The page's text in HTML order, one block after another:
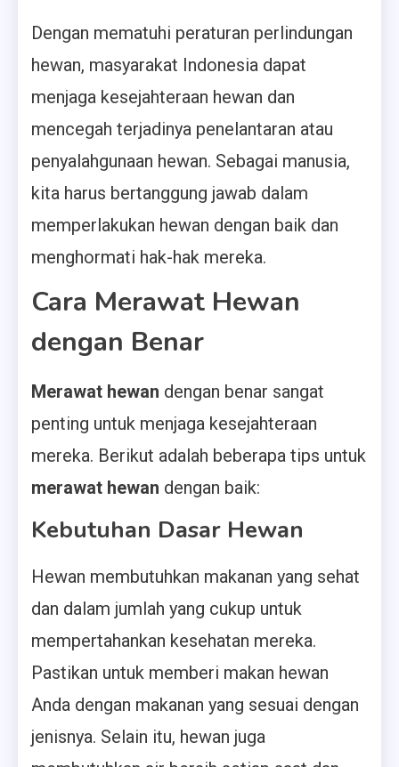
Dengan mematuhi peraturan perlindungan
hewan, masyarakat Indonesia dapat
menjaga kesejahteraan hewan dan
mencegah terjadinya penelantaran atau
penyalahgunaan hewan. Sebagai manusia,
kita harus bertanggung jawab dalam
memperlakukan hewan dengan baik dan
menghormati hak-hak mereka.
Cara Merawat Hewan
dengan Benar
Merawat hewan dengan benar sangat
penting untuk menjaga kesejahteraan
mereka. Berikut adalah beberapa tips untuk
merawat hewan dengan baik:
Kebutuhan Dasar Hewan
Hewan membutuhkan makanan yang sehat
dan dalam jumlah yang cukup untuk
mempertahankan kesehatan mereka.
Pastikan untuk memberi makan hewan
Anda dengan makanan yang sesuai dengan
jenisnya. Selain itu, hewan juga